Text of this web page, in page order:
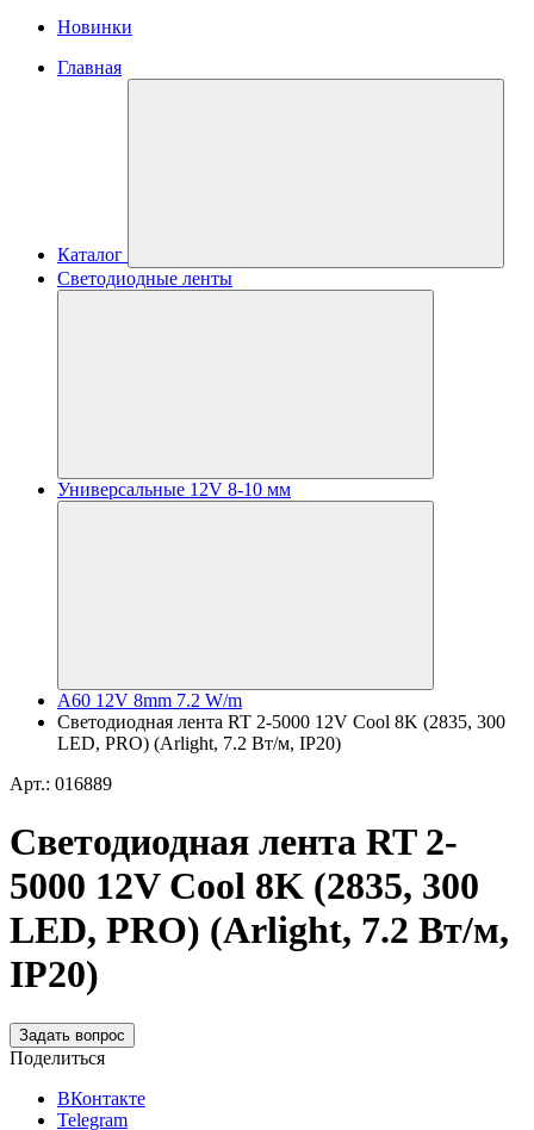
Новинки
Главная
Каталог
Светодиодные ленты
Универсальные 12V 8-10 мм
A60 12V 8mm 7.2 W/m
Светодиодная лента RT 2-5000 12V Cool 8K (2835, 300
LED, PRO) (Arlight, 7.2 Вт/м, IP20)
Арт.: 016889
Светодиодная лента RT 2-
5000 12V Cool 8K (2835, 300
LED, PRO) (Arlight, 7.2 Вт/м,
IP20)
Задать вопрос
Поделиться
ВКонтакте
Telegram